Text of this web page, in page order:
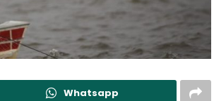
Whatsapp